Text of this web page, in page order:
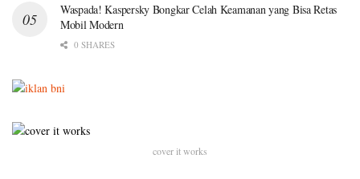
Waspada! Kaspersky Bongkar Celah Keamanan yang Bisa Retas
Mobil Modern
0 SHARES
cover it works